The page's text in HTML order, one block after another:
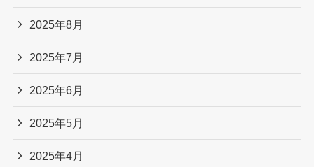
2025年8月
2025年7月
2025年6月
2025年5月
2025年4月